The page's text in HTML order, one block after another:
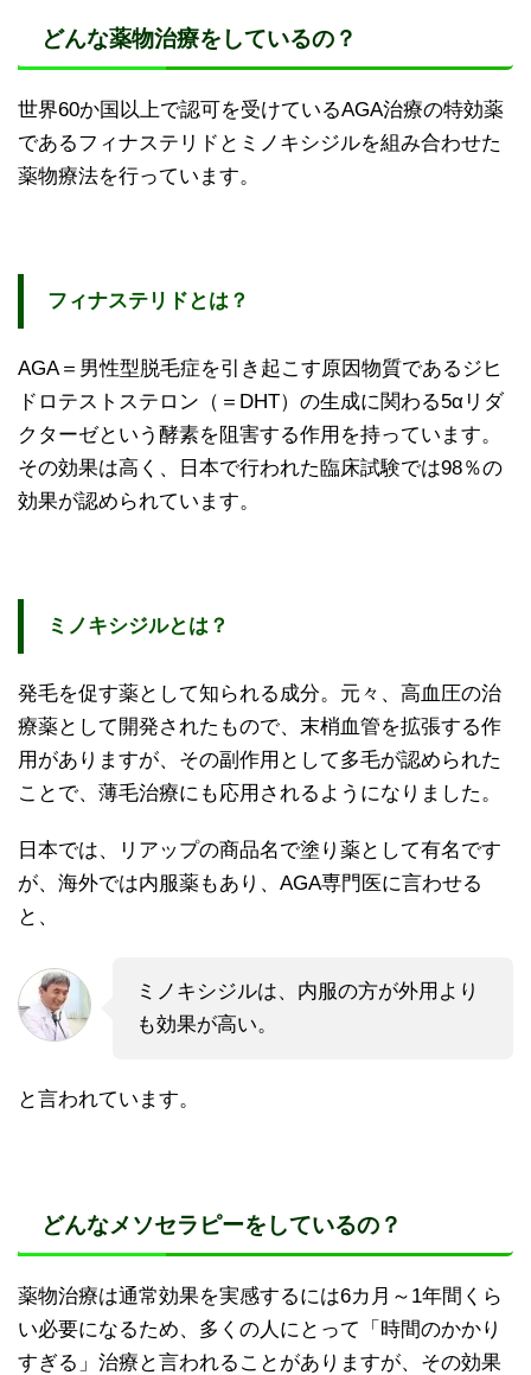
どんな薬物治療をしているの？
世界60か国以上で認可を受けているAGA治療の特効薬
であるフィナステリドとミノキシジルを組み合わせた
薬物療法を行っています。
フィナステリドとは？
AGA＝男性型脱毛症を引き起こす原因物質であるジヒ
ドロテストステロン（＝DHT）の生成に関わる5αリダ
クターゼという酵素を阻害する作用を持っています。
その効果は高く、日本で行われた臨床試験では98％の
効果が認められています。
ミノキシジルとは？
発毛を促す薬として知られる成分。元々、高血圧の治
療薬として開発されたもので、末梢血管を拡張する作
用がありますが、その副作用として多毛が認められた
ことで、薄毛治療にも応用されるようになりました。
日本では、リアップの商品名で塗り薬として有名です
が、海外では内服薬もあり、AGA専門医に言わせる
と、
ミノキシジルは、内服の方が外用より
も効果が高い。
と言われています。
どんなメソセラピーをしているの？
薬物治療は通常効果を実感するには6カ月～1年間くら
い必要になるため、多くの人にとって「時間のかかり
すぎる」治療と言われることがありますが、その効果